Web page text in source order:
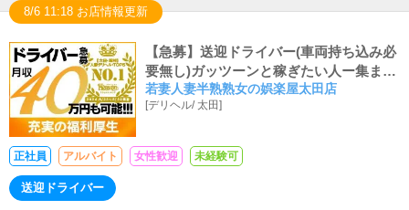
8/6 11:18 お店情報更新
【急募】送迎ドライバー(車両持ち込み必
要無し)ガッツーンと稼ぎたい人ー集まれ
ー(*ﾉωﾉ)楽しい職場に夢の高収入♪
若妻人妻半熟熟女の娯楽屋太田店
[デリヘル/ 太田]
正社員 アルバイト 女性歓迎 未経験可
送迎ドライバー